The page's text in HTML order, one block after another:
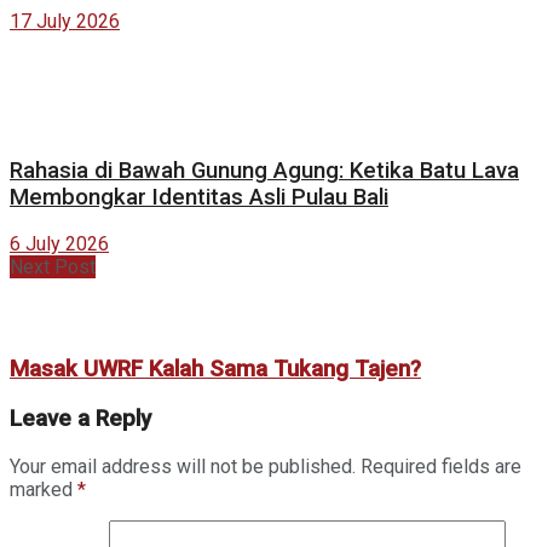
17 July 2026
Rahasia di Bawah Gunung Agung: Ketika Batu Lava
Membongkar Identitas Asli Pulau Bali
6 July 2026
Next Post
Masak UWRF Kalah Sama Tukang Tajen?
Leave a Reply
Your email address will not be published. Required fields are
marked *